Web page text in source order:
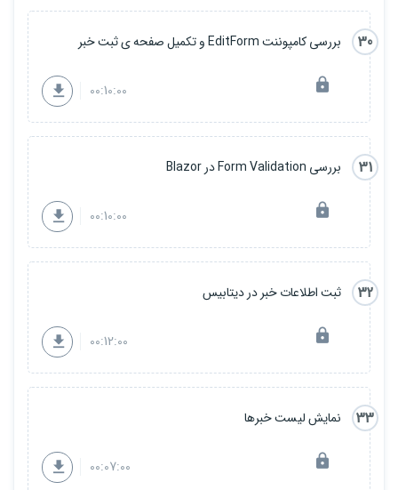
30 بررسی کامپوننت EditForm و تکمیل صفحه ی ثبت خبر
00:10:00
31 بررسی Form Validation در Blazor
00:10:00
32 ثبت اطلاعات خبر در دیتابیس
00:12:00
33 نمایش لیست خبرها
00:07:00